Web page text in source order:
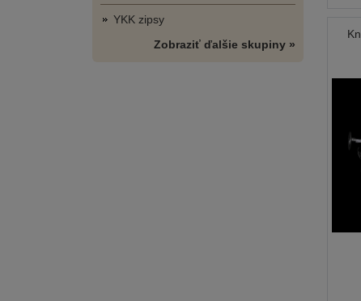
YKK zipsy
Zobraziť ďalšie skupiny »